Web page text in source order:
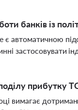
банків із
автоматичною
застосовувати
прибутку
вимагає